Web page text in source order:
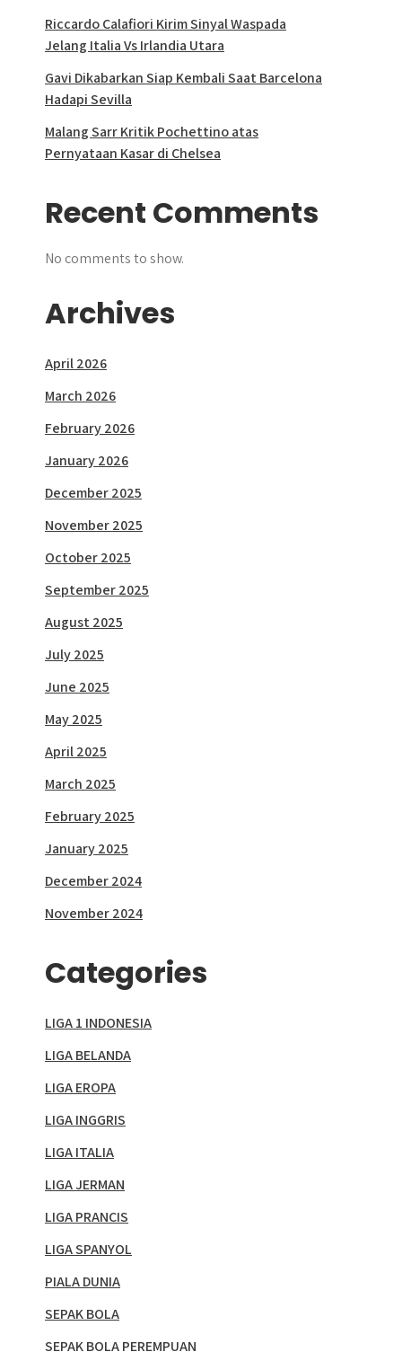
Riccardo Calafiori Kirim Sinyal Waspada
Jelang Italia Vs Irlandia Utara
Gavi Dikabarkan Siap Kembali Saat Barcelona
Hadapi Sevilla
Malang Sarr Kritik Pochettino atas
Pernyataan Kasar di Chelsea
Recent Comments
No comments to show.
Archives
April 2026
March 2026
February 2026
January 2026
December 2025
November 2025
October 2025
September 2025
August 2025
July 2025
June 2025
May 2025
April 2025
March 2025
February 2025
January 2025
December 2024
November 2024
Categories
LIGA 1 INDONESIA
LIGA BELANDA
LIGA EROPA
LIGA INGGRIS
LIGA ITALIA
LIGA JERMAN
LIGA PRANCIS
LIGA SPANYOL
PIALA DUNIA
SEPAK BOLA
SEPAK BOLA PEREMPUAN